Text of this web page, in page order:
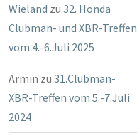
Wieland zu 32. Honda
Clubman- und XBR-Treffen
vom 4.-6.Juli 2025
Armin zu 31.Clubman-
XBR-Treffen vom 5.-7.Juli
2024